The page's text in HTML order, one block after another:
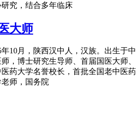
究，结合多年临床
大师
10月，陕西汉中人，汉族。出生于中
，博士研究生导师、首届国医大师、
药大学名誉校长，首批全国老中医药
师，国务院